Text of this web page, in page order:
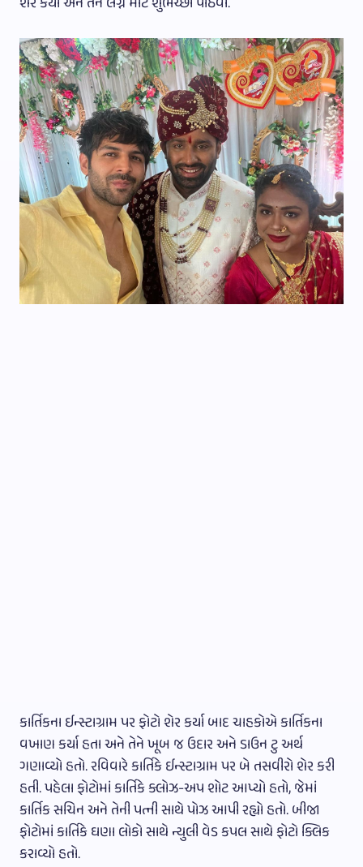
કાર્તિકના ઈન્સ્ટાગ્રામ પર ફોટો શેર કર્યા બાદ ચાહકોએ કાર્તિકના
વખાણ કર્યા હતા અને તેને ખૂબ જ ઉદાર અને ડાઉન ટુ અર્થ
ગણાવ્યો હતો. રવિવારે કાર્તિકે ઈન્સ્ટાગ્રામ પર બે તસવીરો શેર કરી
હતી. પહેલા ફોટોમાં કાર્તિકે ક્લોઝ-અપ શોટ આપ્યો હતો, જેમાં
કાર્તિક સચિન અને તેની પત્ની સાથે પોઝ આપી રહ્યો હતો. બીજા
ફોટોમાં કાર્તિકે ઘણા લોકો સાથે ન્યુલી વેડ કપલ સાથે ફોટો ક્લિક
કરાવ્યો હતો.